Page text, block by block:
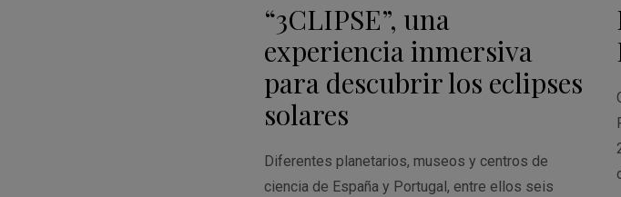
“3CLIPSE”, una
experiencia inmersiva
para descubrir los eclipses
solares
Diferentes planetarios, museos y centros de
ciencia de España y Portugal, entre ellos seis